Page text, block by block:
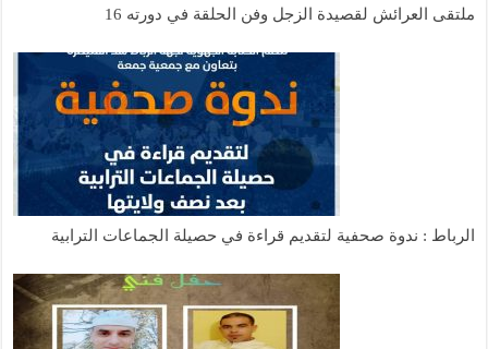
ملتقى العرائش لقصيدة الزجل وفن الحلقة في دورته 16
الرباط : ندوة صحفية لتقديم قراءة في حصيلة الجماعات الترابية